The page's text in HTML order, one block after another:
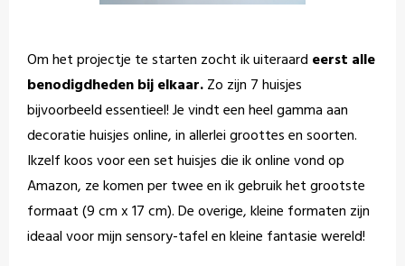
Om het projectje te starten zocht ik uiteraard eerst alle
benodigdheden bij elkaar.Zo zijn 7 huisjes
bijvoorbeeld essentieel! Je vindt een heel gamma aan
decoratie huisjes online, in allerlei groottes en soorten.
Ikzelf koos voor een set huisjes die ik online vond op
Amazon, ze komen per twee en ik gebruik het grootste
formaat (9 cm x 17 cm). De overige, kleine formaten zijn
ideaal voor mijn sensory-tafel en kleine fantasie wereld!